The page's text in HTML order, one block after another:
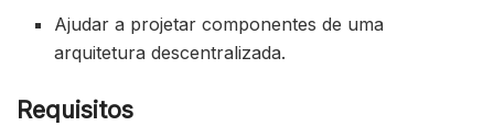
Ajudar a projetar componentes de uma
arquitetura descentralizada.
Requisitos